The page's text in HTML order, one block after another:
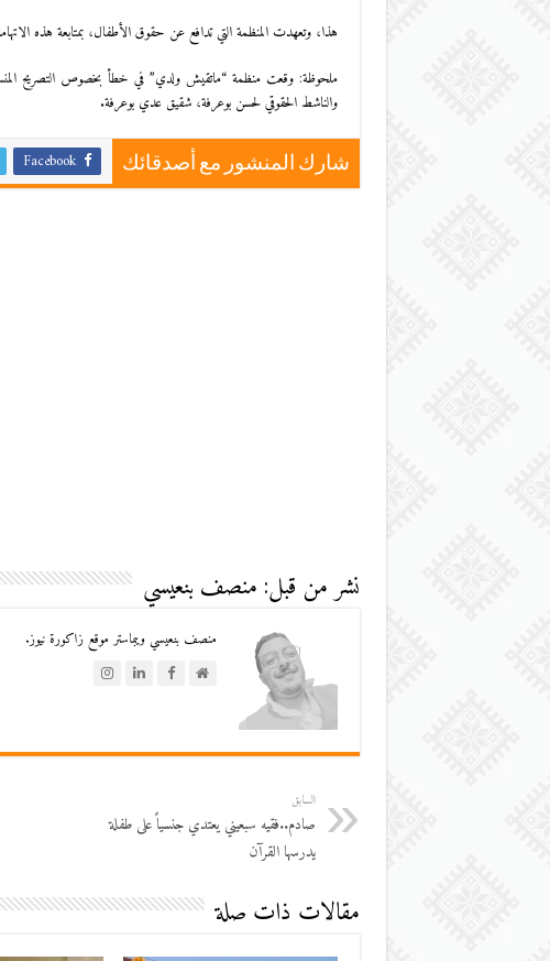
هذا، وتعهدت المنظمة التي تدافع عن حقوق الأطفال، بمتابعة هذه
ملحوظة: وقعت منظمة “ماتقيش ولدي” في خطأ بخصوص التصريح
والناشط الحقوقي لحسن بوعرفة، شقيق عدي بوعرفة.
شارك المنشور مع أصدقائك Facebook
نشر من قبل: منصف بنعيسي
منصف بنعيسي ويبماستر موقع زاكورة نيوز.
السابق
صادم..فقيه سبعيني يعتدي جنسياً على طفلة
يدرسها القرآن
مقالات ذات صلة